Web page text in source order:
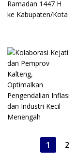
Paginasi
1 2